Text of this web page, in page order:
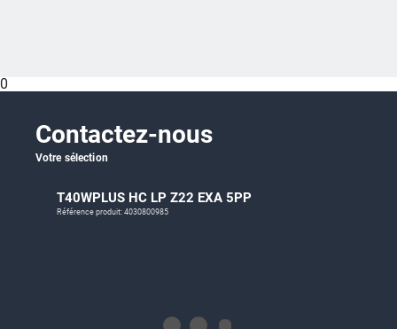
0
Contactez-nous
Votre sélection
T40WPLUS HC LP Z22 EXA 5PP
Référence produit: 4030800985